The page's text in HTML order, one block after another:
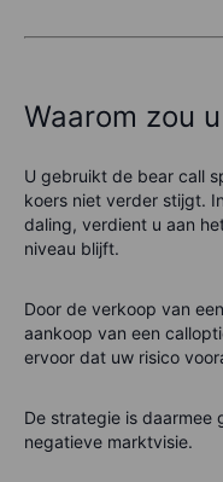
Waarom zou
U gebruikt de bear call
koers niet verder stijgt.
daling, verdient u aan
niveau blijft.
Door de verkoop van
aankoop van een
ervoor dat uw risico
De strategie is daarmee
negatieve marktvisie.